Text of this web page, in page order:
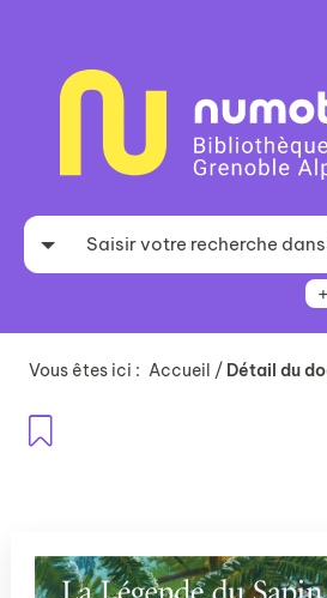
recherche
Vous êtes ici : Accueil / Détail du